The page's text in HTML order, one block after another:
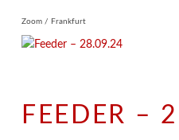
Zoom / Frankfurt
FEEDER –